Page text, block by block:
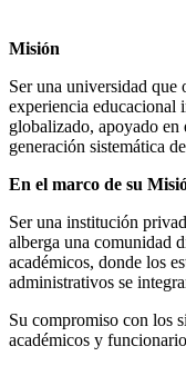
Misión
Ser una universidad que
experiencia educacional
globalizado, apoyado
generación sistemática
En el marco de su
Ser una institución
alberga una comunidad
académicos, donde los
administrativos se
Su compromiso con los
académicos y